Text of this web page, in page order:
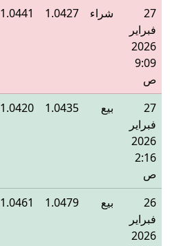
27
فبراير
2026
9:09
ص
شراء 1.0427
1.0441
27
فبراير
2026
2:16
ص
بيع 1.0435
1.0420
26
فبراير
2026
بيع 1.0479
1.0461